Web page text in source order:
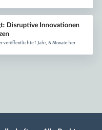
Disruptive Innovationen
veröffentlichte 1 Jahr, 6 Monate her